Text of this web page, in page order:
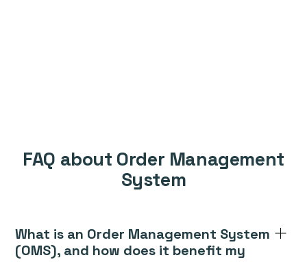
FAQ about Order Management
System
What is an Order Management System
(OMS), and how does it benefit my